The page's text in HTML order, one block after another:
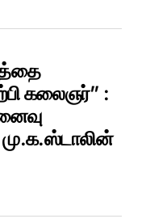
கலைஞர்” :